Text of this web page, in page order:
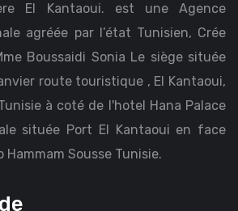
El Kantaoui. est une Agence
agréée par l’état Tunisien, Crée
Boussaidi Sonia Le siège située
route touristique , El Kantaoui,
à coté de l'hotel Hana Palace
située Port El Kantaoui en face
Hammam Sousse Tunisie.